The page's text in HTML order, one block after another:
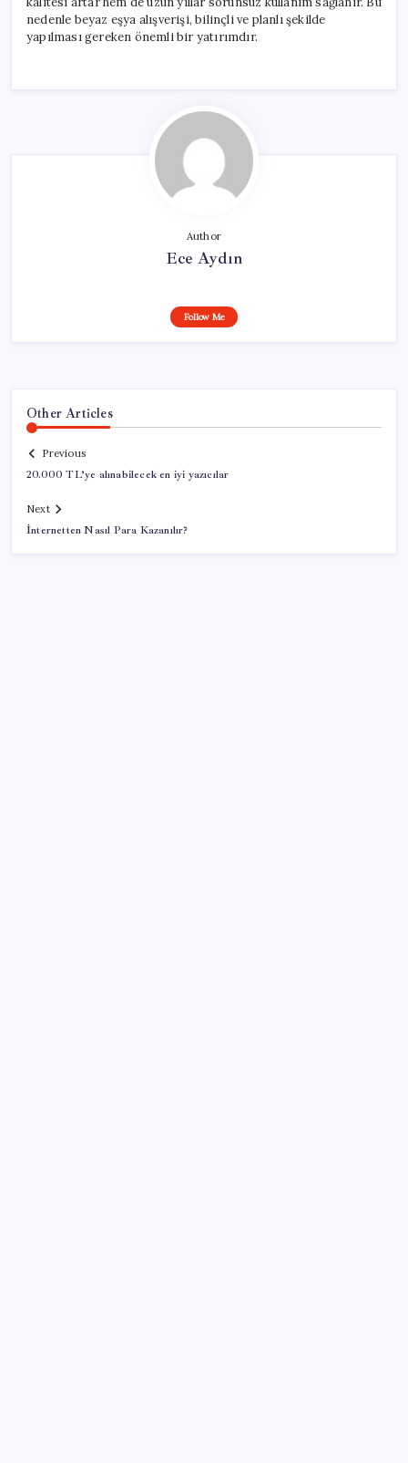
nedenle beyaz eşya alışverişi, bilinçli ve planlı şekilde
yapılması gereken önemli bir yatırımdır.
Author
Ece Aydın
Follow Me
Other Articles
Previous
20.000 TL’ye alınabilecek en iyi yazıcılar
Next
İnternetten Nasıl Para Kazanılır?